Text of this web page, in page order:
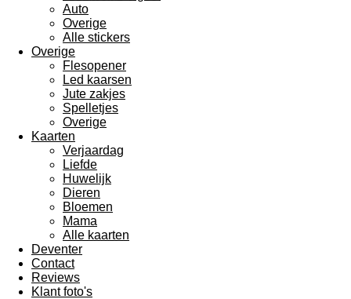
Auto
Overige
Alle stickers
Overige
Flesopener
Led kaarsen
Jute zakjes
Spelletjes
Overige
Kaarten
Verjaardag
Liefde
Huwelijk
Dieren
Bloemen
Mama
Alle kaarten
Deventer
Contact
Reviews
Klant foto's